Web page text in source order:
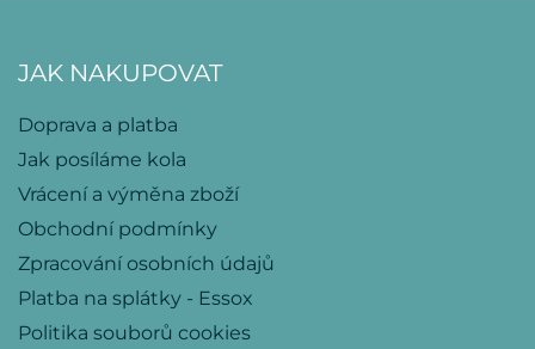
JAK NAKUPOVAT
Doprava a platba
Jak posíláme kola
Vrácení a výměna zboží
Obchodní podmínky
Zpracování osobních údajů
Platba na splátky - Essox
Politika souborů cookies